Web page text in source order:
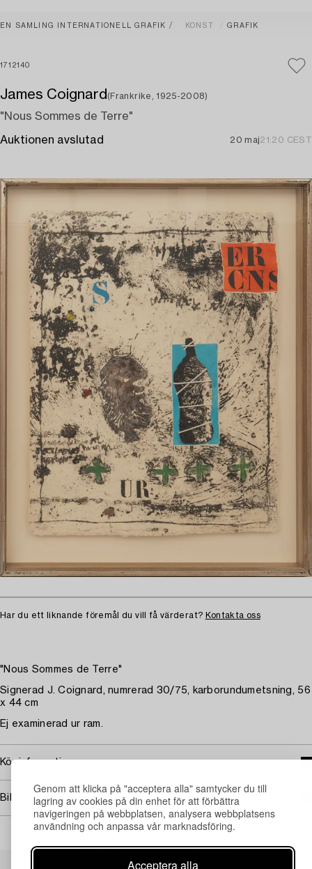
Genom att klicka på "acceptera alla" samtycker du till
lagring av cookies på din enhet för att förbättra
navigeringen på webbplatsen, analysera webbplatsens
användning och anpassa vår marknadsföring.
Acceptera alla
EN SAMLING INTERNATIONELL GRAFIK KONST GRAFIK
1712140
James Coignard (Frankrike, 1925-2008)
"Nous Sommes de Terre"
Auktionen avslutad 20 maj21:20 CEST
Har du ett liknande föremål du vill få värderat? Kontakta oss
"Nous Sommes de Terre"
Signerad J. Coignard, numrerad 30/75, karborundumetsning, 56
x 44 cm
Ej examinerad ur ram.
Köpinformation
Bildrättigheter